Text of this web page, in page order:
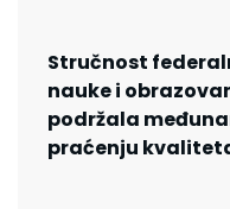
Stručnost
nauke i
podržala
praćenju